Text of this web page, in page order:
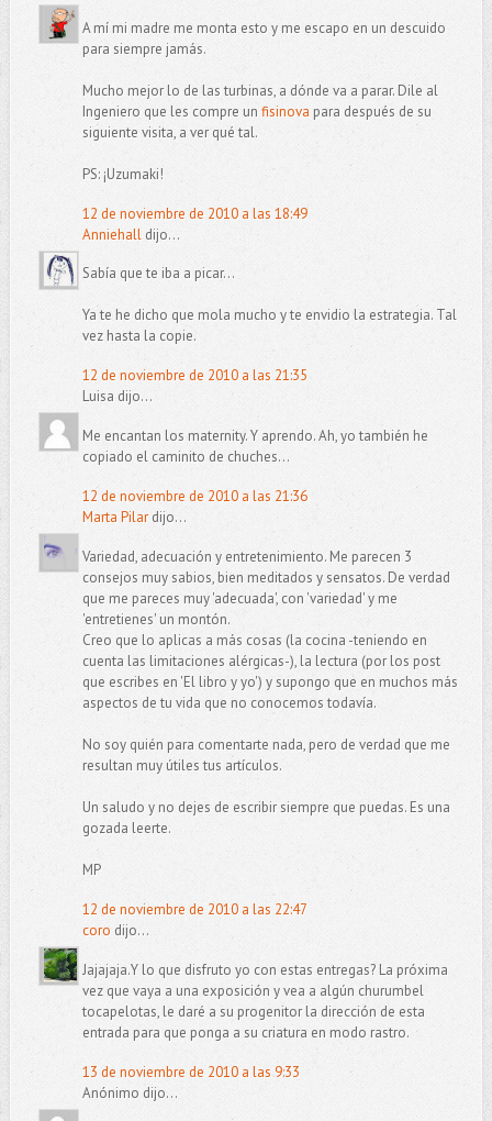
A mí mi madre me monta esto y me escapo en un descuido
para siempre jamás.
Mucho mejor lo de las turbinas, a dónde va a parar. Dile al
Ingeniero que les compre un fisinova para después de su
siguiente visita, a ver qué tal.
PS: ¡Uzumaki!
12 de noviembre de 2010 a las 18:49
Anniehalldijo...
Sabía que te iba a picar...
Ya te he dicho que mola mucho y te envidio la estrategia. Tal
vez hasta la copie.
12 de noviembre de 2010 a las 21:35
Luisa dijo...
Me encantan los maternity. Y aprendo. Ah, yo también he
copiado el caminito de chuches...
12 de noviembre de 2010 a las 21:36
Marta Pilardijo...
Variedad, adecuación y entretenimiento. Me parecen 3
consejos muy sabios, bien meditados y sensatos. De verdad
que me pareces muy 'adecuada', con 'variedad' y me
'entretienes' un montón.
Creo que lo aplicas a más cosas (la cocina -teniendo en
cuenta las limitaciones alérgicas-), la lectura (por los post
que escribes en 'El libro y yo') y supongo que en muchos más
aspectos de tu vida que no conocemos todavía.
No soy quién para comentarte nada, pero de verdad que me
resultan muy útiles tus artículos.
Un saludo y no dejes de escribir siempre que puedas. Es una
gozada leerte.
MP
12 de noviembre de 2010 a las 22:47
coro dijo...
Jajajaja.Y lo que disfruto yo con estas entregas? La próxima
vez que vaya a una exposición y vea a algún churumbel
tocapelotas, le daré a su progenitor la dirección de esta
entrada para que ponga a su criatura en modo rastro.
13 de noviembre de 2010 a las 9:33
Anónimo dijo...